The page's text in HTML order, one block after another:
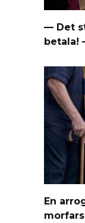
— Det
betala!
En